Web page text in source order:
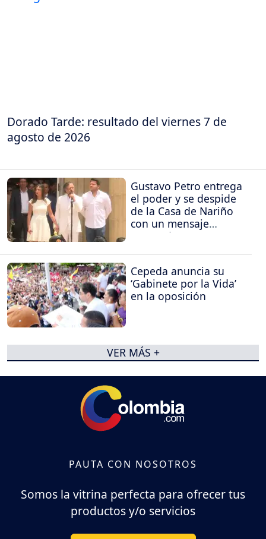
Dorado Tarde: resultado del viernes 7 de
agosto de 2026
Gustavo Petro entrega
el poder y se despide
de la Casa de Nariño
con un mensaje
contundente
Cepeda anuncia su
‘Gabinete por la Vida’
en la oposición
VER MÁS +
PAUTA CON NOSOTROS
Somos la vitrina perfecta para ofrecer tus
productos y/o servicios